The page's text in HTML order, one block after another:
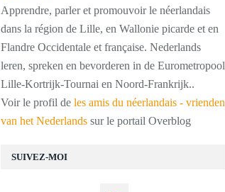
SUIVEZ-MOI
Apprendre, parler et promouvoir le néerlandais
dans la région de Lille, en Wallonie picarde et en
Flandre Occidentale et française. Nederlands
leren, spreken en bevorderen in de Eurometropool
Lille-Kortrijk-Tournai en Noord-Frankrijk..
Voir le profil de les amis du néerlandais - vrienden
van het Nederlands sur le portail Overblog